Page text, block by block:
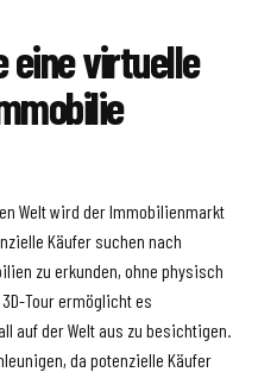
eine virtuelle
Welt wird der Immobilienmarkt
Käufer suchen nach
zu erkunden, ohne physisch
Tour ermöglicht es
auf der Welt aus zu besichtigen.
da potenzielle Käufer